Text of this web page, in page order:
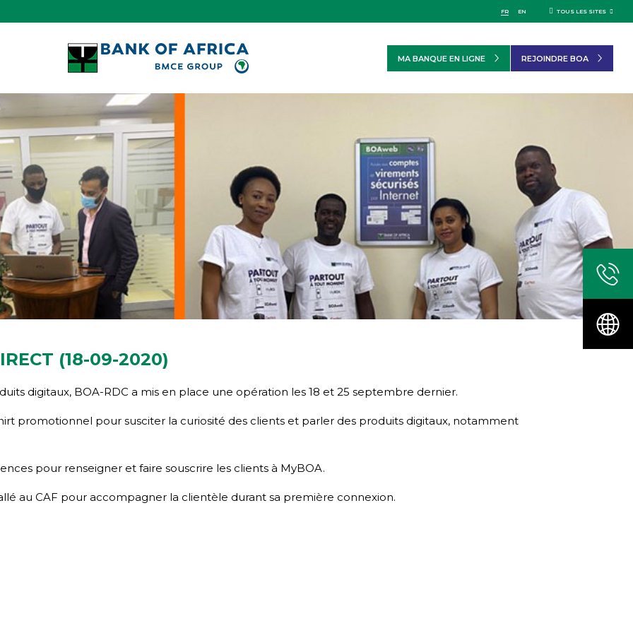
FR EN TOUS LES SITES
MA BANQUE EN LIGNE REJOINDRE BOA
(18-09-2020)
digitaux, BOA-RDC a mis en place une opération les 18 et 25 septembre dernier.
promotionnel pour susciter la curiosité des clients et parler des produits digitaux, notamment
pour renseigner et faire souscrire les clients à MyBOA.
au CAF pour accompagner la clientèle durant sa première connexion.